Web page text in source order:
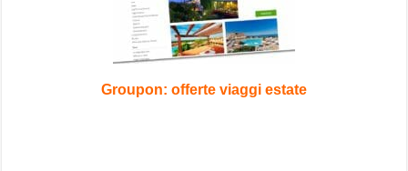
Groupon: offerte viaggi estate